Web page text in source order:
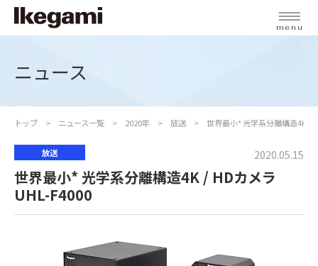
menu
ニュース
トップ ニュース一覧 2020年 放送 世界最小* 光学系分離構造4K /
放送 2020.05.15
世界最小* 光学系分離構造4K / HDカメラ
UHL-F4000